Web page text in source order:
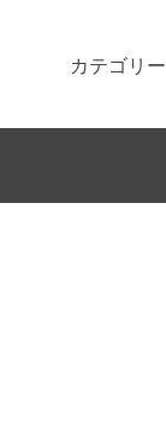
カテゴリー